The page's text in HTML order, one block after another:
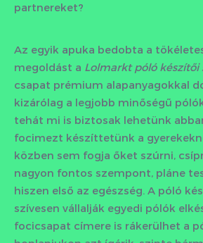
partnereket?
Az egyik apuka bedobta a
megoldást a Lolmarkt póló készítői
csapat prémium alapanyagokkal
kizárólag a legjobb minőségű
tehát mi is biztosak lehetünk
focimezt készíttetünk a
közben sem fogja őket szúrni,
nagyon fontos szempont, pláne
hiszen első az egészség. A póló
szívesen vállalják egyedi pólók
focicsapat címere is rákerülhet a